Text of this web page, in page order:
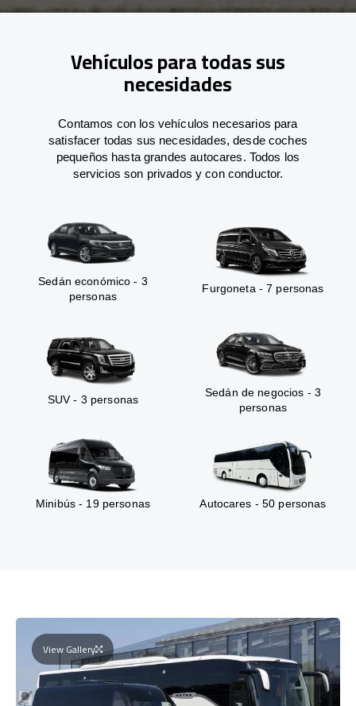
Vehículos para todas sus
necesidades
Contamos con los vehículos necesarios para
satisfacer todas sus necesidades, desde coches
pequeños hasta grandes autocares. Todos los
servicios son privados y con conductor.
Sedán económico - 3
personas
Furgoneta - 7 personas
SUV - 3 personas
Sedán de negocios - 3
personas
Minibús - 19 personas Autocares - 50 personas
View Gallery